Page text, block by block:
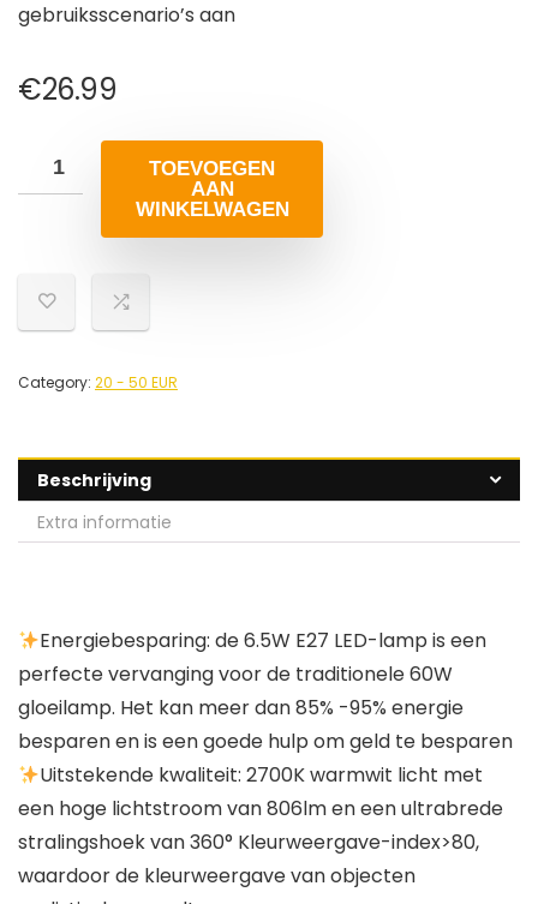
gebruiksscenario’s aan
€26.99
TOEVOEGEN
AAN
WINKELWAGEN
Category: 20 - 50 EUR
Beschrijving
Extra informatie
Energiebesparing: de 6.5W E27 LED-lamp is een
perfecte vervanging voor de traditionele 60W
gloeilamp. Het kan meer dan 85% -95% energie
besparen en is een goede hulp om geld te besparen
Uitstekende kwaliteit: 2700K warmwit licht met
een hoge lichtstroom van 806lm en een ultrabrede
stralingshoek van 360° Kleurweergave-index>80,
waardoor de kleurweergave van objecten